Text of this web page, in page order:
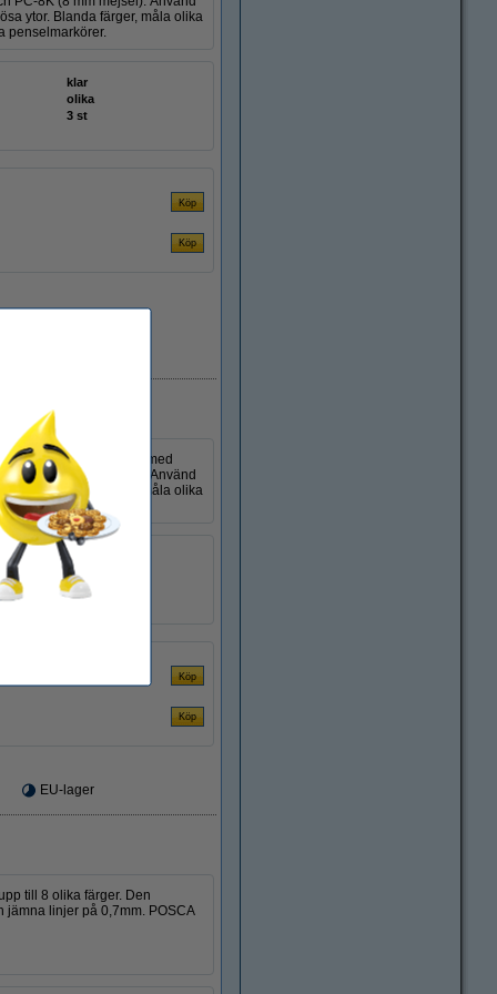
ytor. Blanda färger, måla olika
penselmarkörer.
klar
olika
3 st
små och stora ytor med
PC-8K (8 mm mejsel). Använd
ytor. Blanda färger, måla olika
klar
olika
3 st
EU-lager
till 8 olika färger. Den
jämna linjer på 0,7mm. POSCA